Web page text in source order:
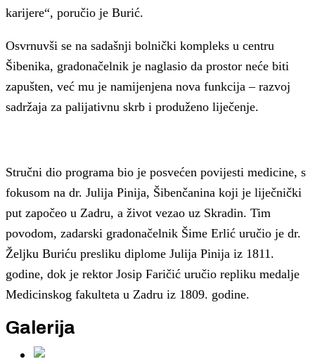
karijere“, poručio je Burić.
Osvrnuvši se na sadašnji bolnički kompleks u centru
Šibenika, gradonačelnik je naglasio da prostor neće biti
zapušten, već mu je namijenjena nova funkcija – razvoj
sadržaja za palijativnu skrb i produženo liječenje.
Stručni dio programa bio je posvećen povijesti medicine, s
fokusom na dr. Julija Pinija, Šibenčanina koji je liječnički
put započeo u Zadru, a život vezao uz Skradin. Tim
povodom, zadarski gradonačelnik Šime Erlić uručio je dr.
Željku Buriću presliku diplome Julija Pinija iz 1811.
godine, dok je rektor Josip Faričić uručio repliku medalje
Medicinskog fakulteta u Zadru iz 1809. godine.
Galerija